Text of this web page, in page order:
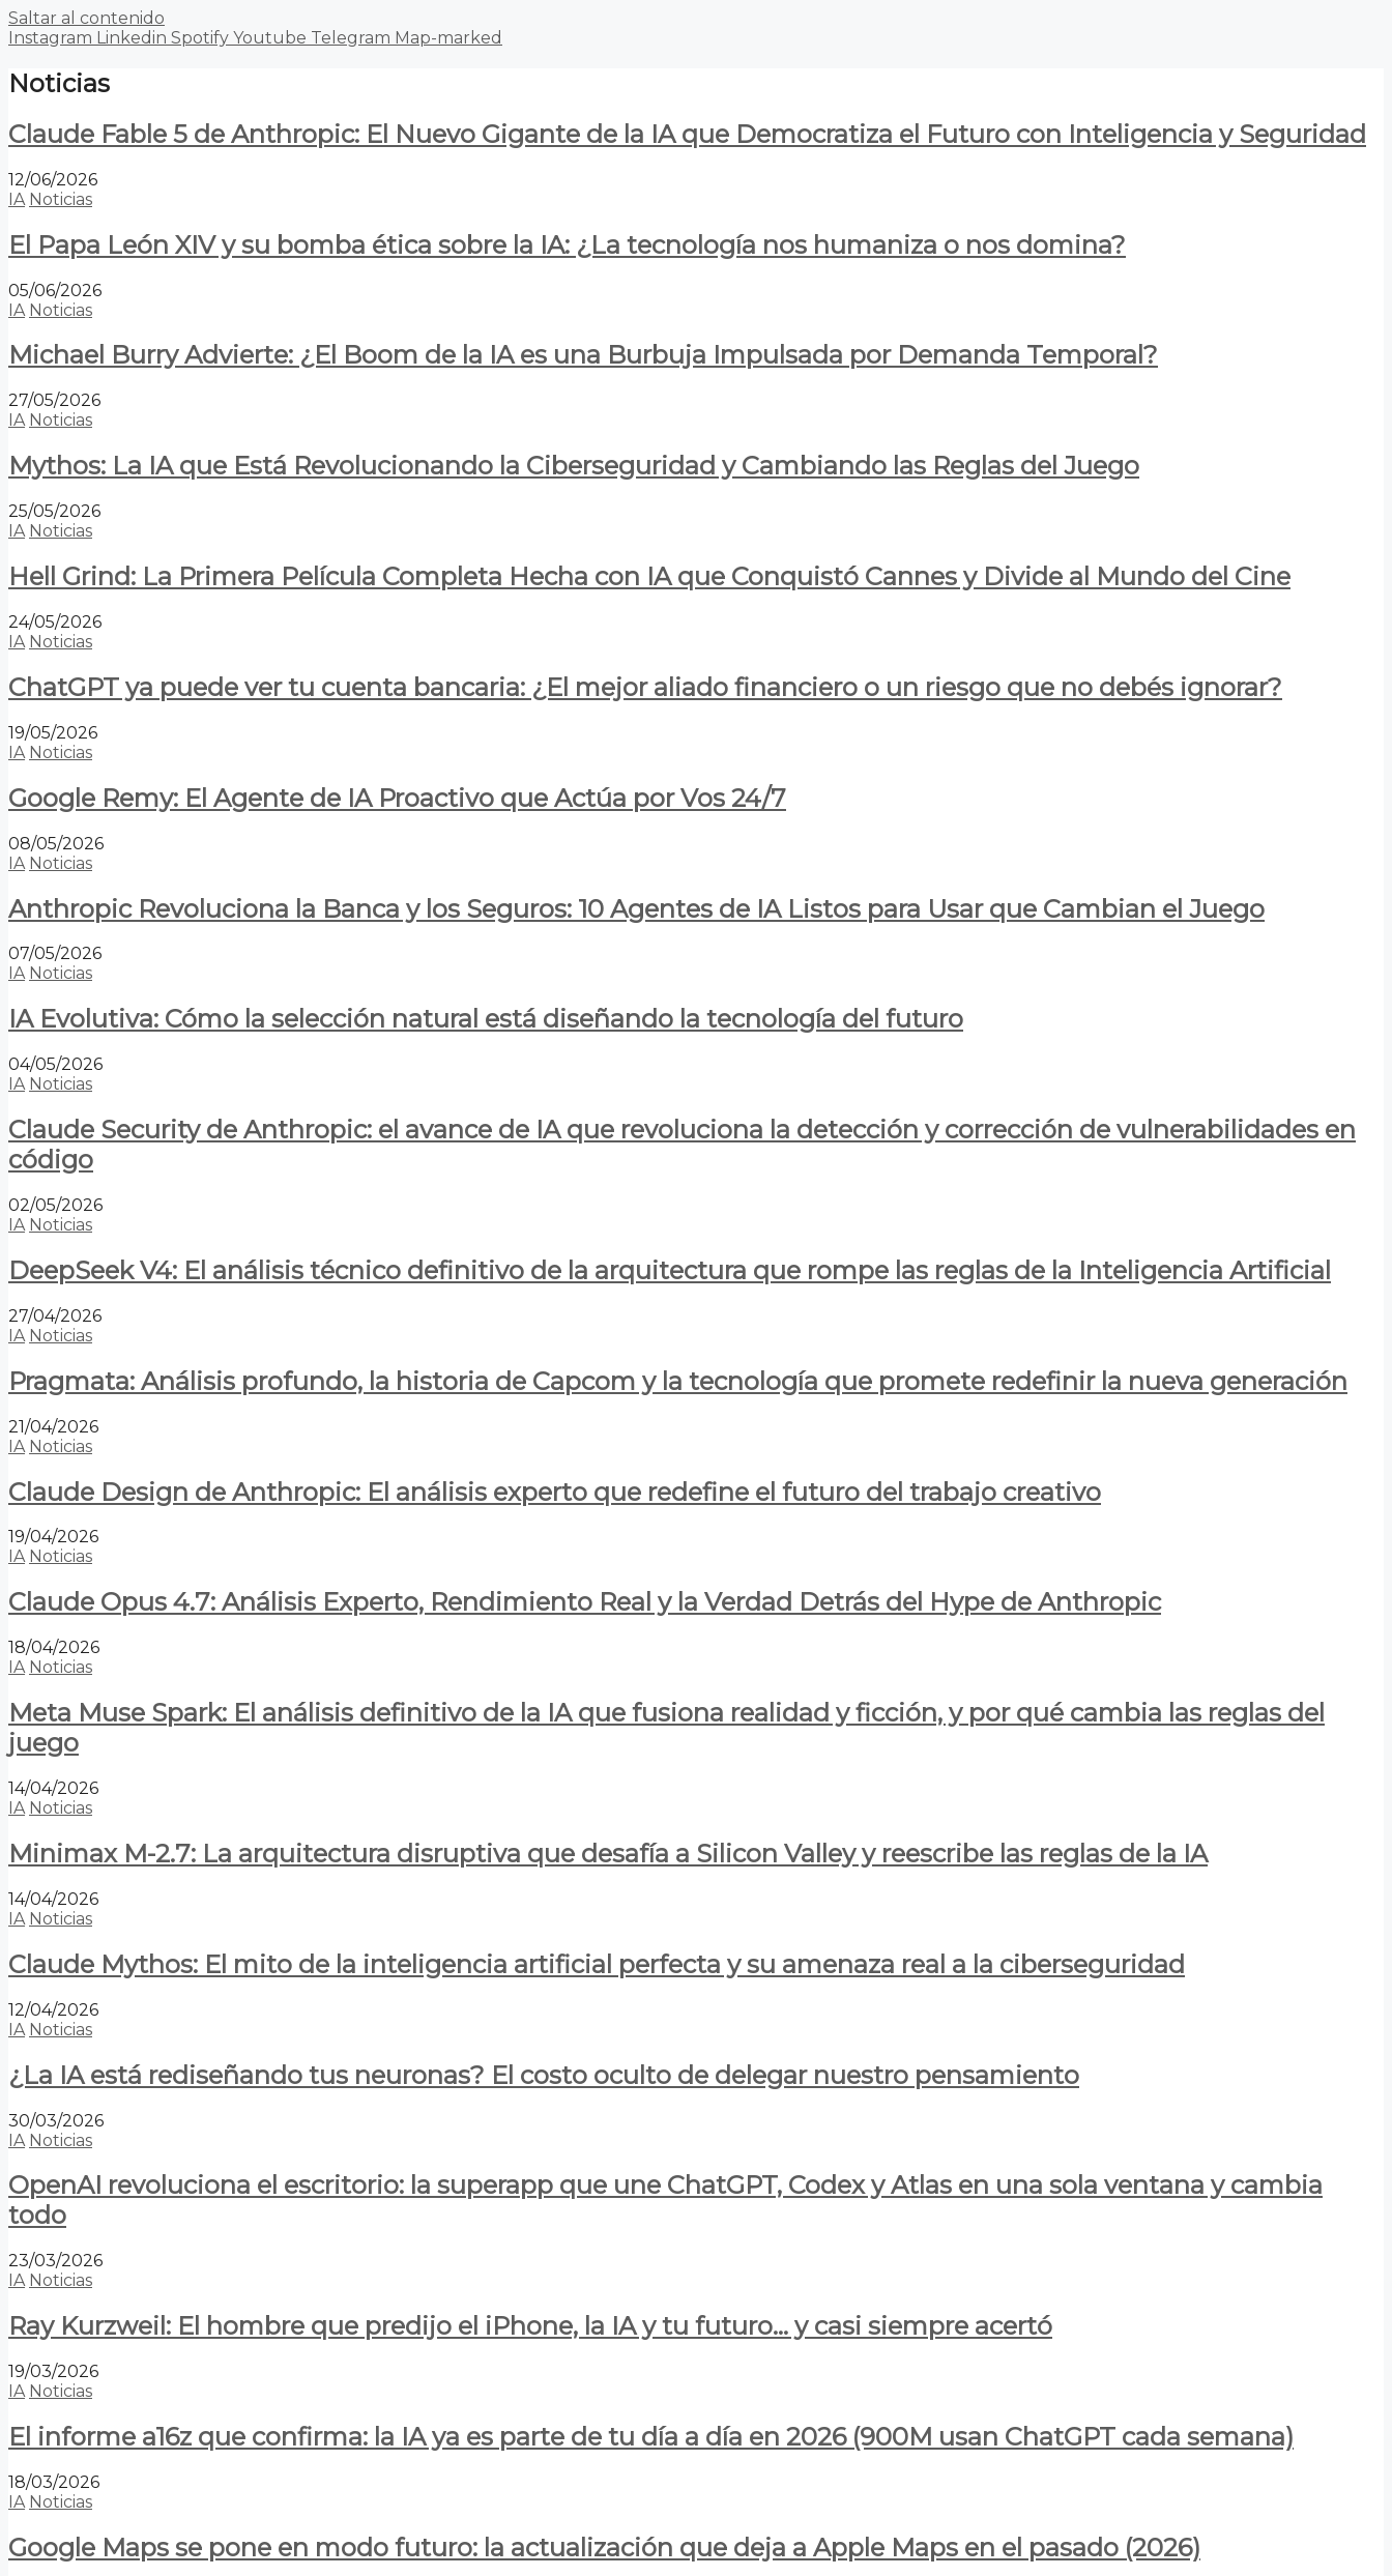
Saltar al contenido
Instagram Linkedin Spotify Youtube Telegram Map-marked
Noticias
Claude Fable 5 de Anthropic: El Nuevo Gigante de la IA que Democratiza el Futuro con Inteligencia y Seguridad
12/06/2026
IA Noticias
El Papa León XIV y su bomba ética sobre la IA: ¿La tecnología nos humaniza o nos domina?
05/06/2026
IA Noticias
Michael Burry Advierte: ¿El Boom de la IA es una Burbuja Impulsada por Demanda Temporal?
27/05/2026
IA Noticias
Mythos: La IA que Está Revolucionando la Ciberseguridad y Cambiando las Reglas del Juego
25/05/2026
IA Noticias
Hell Grind: La Primera Película Completa Hecha con IA que Conquistó Cannes y Divide al Mundo del Cine
24/05/2026
IA Noticias
ChatGPT ya puede ver tu cuenta bancaria: ¿El mejor aliado financiero o un riesgo que no debés ignorar?
19/05/2026
IA Noticias
Google Remy: El Agente de IA Proactivo que Actúa por Vos 24/7
08/05/2026
IA Noticias
Anthropic Revoluciona la Banca y los Seguros: 10 Agentes de IA Listos para Usar que Cambian el Juego
07/05/2026
IA Noticias
IA Evolutiva: Cómo la selección natural está diseñando la tecnología del futuro
04/05/2026
IA Noticias
Claude Security de Anthropic: el avance de IA que revoluciona la detección y corrección de vulnerabilidades en
código
02/05/2026
IA Noticias
DeepSeek V4: El análisis técnico definitivo de la arquitectura que rompe las reglas de la Inteligencia Artificial
27/04/2026
IA Noticias
Pragmata: Análisis profundo, la historia de Capcom y la tecnología que promete redefinir la nueva generación
21/04/2026
IA Noticias
Claude Design de Anthropic: El análisis experto que redefine el futuro del trabajo creativo
19/04/2026
IA Noticias
Claude Opus 4.7: Análisis Experto, Rendimiento Real y la Verdad Detrás del Hype de Anthropic
18/04/2026
IA Noticias
Meta Muse Spark: El análisis definitivo de la IA que fusiona realidad y ficción, y por qué cambia las reglas del
juego
14/04/2026
IA Noticias
Minimax M-2.7: La arquitectura disruptiva que desafía a Silicon Valley y reescribe las reglas de la IA
14/04/2026
IA Noticias
Claude Mythos: El mito de la inteligencia artificial perfecta y su amenaza real a la ciberseguridad
12/04/2026
IA Noticias
¿La IA está rediseñando tus neuronas? El costo oculto de delegar nuestro pensamiento
30/03/2026
IA Noticias
OpenAI revoluciona el escritorio: la superapp que une ChatGPT, Codex y Atlas en una sola ventana y cambia
todo
23/03/2026
IA Noticias
Ray Kurzweil: El hombre que predijo el iPhone, la IA y tu futuro… y casi siempre acertó
19/03/2026
IA Noticias
El informe a16z que confirma: la IA ya es parte de tu día a día en 2026 (900M usan ChatGPT cada semana)
18/03/2026
IA Noticias
Google Maps se pone en modo futuro: la actualización que deja a Apple Maps en el pasado (2026)